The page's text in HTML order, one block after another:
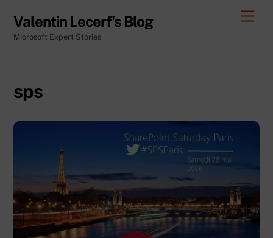
content
Valentin Lecerf's Blog
Microsoft Expert Stories
sps